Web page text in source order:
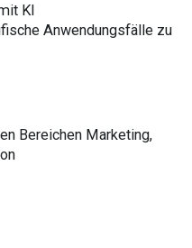
KI
Anwendungsfälle zu
Bereichen Marketing,